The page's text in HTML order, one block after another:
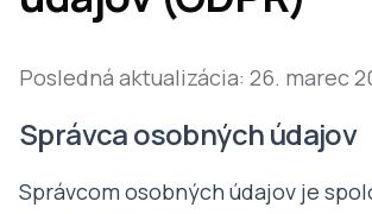
Posledná aktualizácia: 26. marec
Správca osobných údajov
Správcom osobných údajov je